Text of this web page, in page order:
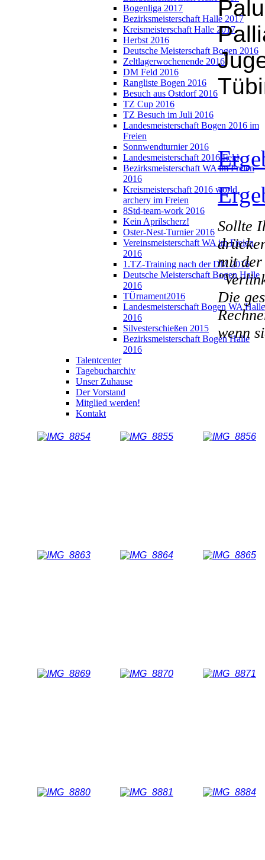
Bogenliga 2017
Bezirksmeisterschaft Halle 2017
Kreismeisterschaft Halle 2017
Herbst 2016
Deutsche Meisterschaft Bogen 2016
Zeltlagerwochenende 2016
DM Feld 2016
Rangliste Bogen 2016
Besuch aus Ostdorf 2016
TZ Cup 2016
TZ Besuch im Juli 2016
Landesmeisterschaft Bogen 2016 im
Freien
Sonnwendturnier 2016
Landesmeisterschaft 2016 Feld
Bezirksmeisterschaft WA im Freien
2016
Kreismeisterschaft 2016 world
archery im Freien
8Std-team-work 2016
Kein Aprilscherz!
Oster-Nest-Turnier 2016
Vereinsmeisterschaft WA im Freien
2016
1.TZ-Training nach der DM 2016
Deutsche Meisterschaft Bogen Halle
2016
TÜrnament2016
Landesmeisterschaft Bogen WA Halle
2016
Silvesterschießen 2015
Bezirksmeisterschaft Bogen Halle
2016
Talentcenter
Tagebucharchiv
Unser Zuhause
Der Vorstand
Mitglied werden!
Kontakt
Sollte
mit der
Die
wenn